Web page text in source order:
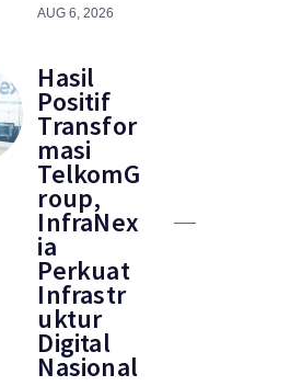
AUG 6, 2026
Hasil
Positif
Transfor
masi
TelkomG
roup,
InfraNex
ia
Perkuat
Infrastr
uktur
Digital
Nasional